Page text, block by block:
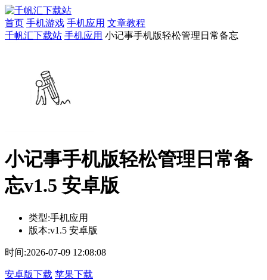
首页 手机游戏 手机应用 文章教程
千帆汇下载站 手机应用 小记事手机版轻松管理日常备忘
小记事手机版轻松管理日常备
忘v1.5 安卓版
类型:手机应用
版本:v1.5 安卓版
时间:2026-07-09 12:08:08
安卓版下载 苹果下载